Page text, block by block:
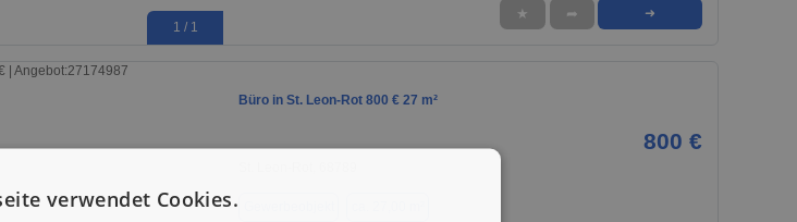
1 / 1
★ ➦ ➜
Büro in St. Leon-Rot 800 € 27 m²
800 €
verwendet Cookies.